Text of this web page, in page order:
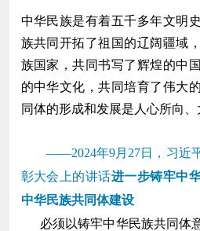
中华民族是有着五千多年文明
族共同开拓了祖国的辽阔疆域
族国家，共同书写了辉煌的中
的中华文化，共同培育了伟大
同体的形成和发展是人心所向、
——2024年9月27日，习近平
彰大会上的讲话进一步铸牢中
中华民族共同体建设
必须以铸牢中华民族共同体